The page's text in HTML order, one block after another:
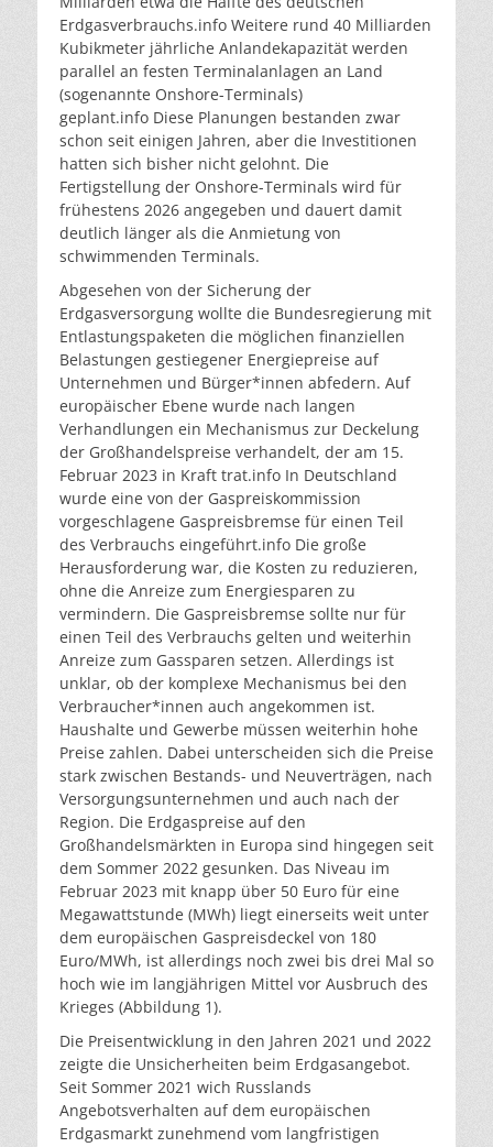
Erdgasverbrauchs.info Weitere rund 40 Milliarden
Kubikmeter jährliche Anlandekapazität werden
parallel an festen Terminalanlagen an Land
(sogenannte Onshore-Terminals)
geplant.info Diese Planungen bestanden zwar
schon seit einigen Jahren, aber die Investitionen
hatten sich bisher nicht gelohnt. Die
Fertigstellung der Onshore-Terminals wird für
frühestens 2026 angegeben und dauert damit
deutlich länger als die Anmietung von
schwimmenden Terminals.
Abgesehen von der Sicherung der
Erdgasversorgung wollte die Bundesregierung mit
Entlastungspaketen die möglichen finanziellen
Belastungen gestiegener Energiepreise auf
Unternehmen und Bürger*innen abfedern. Auf
europäischer Ebene wurde nach langen
Verhandlungen ein Mechanismus zur Deckelung
der Großhandelspreise verhandelt, der am 15.
Februar 2023 in Kraft trat.info In Deutschland
wurde eine von der Gaspreiskommission
vorgeschlagene Gaspreisbremse für einen Teil
des Verbrauchs eingeführt.info Die große
Herausforderung war, die Kosten zu reduzieren,
ohne die Anreize zum Energiesparen zu
vermindern. Die Gaspreisbremse sollte nur für
einen Teil des Verbrauchs gelten und weiterhin
Anreize zum Gassparen setzen. Allerdings ist
unklar, ob der komplexe Mechanismus bei den
Verbraucher*innen auch angekommen ist.
Haushalte und Gewerbe müssen weiterhin hohe
Preise zahlen. Dabei unterscheiden sich die Preise
stark zwischen Bestands- und Neuverträgen, nach
Versorgungsunternehmen und auch nach der
Region. Die Erdgaspreise auf den
Großhandelsmärkten in Europa sind hingegen seit
dem Sommer 2022 gesunken. Das Niveau im
Februar 2023 mit knapp über 50 Euro für eine
Megawattstunde (MWh) liegt einerseits weit unter
dem europäischen Gaspreisdeckel von 180
Euro/MWh, ist allerdings noch zwei bis drei Mal so
hoch wie im langjährigen Mittel vor Ausbruch des
Krieges (Abbildung 1).
Die Preisentwicklung in den Jahren 2021 und 2022
zeigte die Unsicherheiten beim Erdgasangebot.
Seit Sommer 2021 wich Russlands
Angebotsverhalten auf dem europäischen
Erdgasmarkt zunehmend vom langfristigen